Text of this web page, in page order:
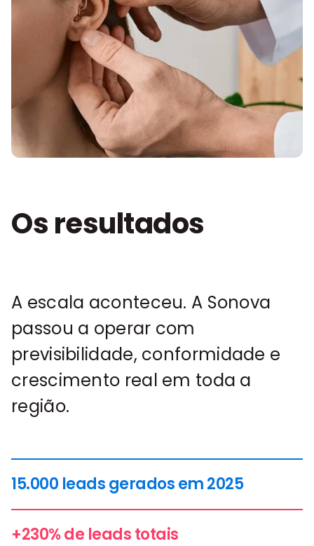
Os resultados
A escala aconteceu. A Sonova
passou a operar com
previsibilidade, conformidade e
crescimento real em toda a
região.
15.000 leadsgerados em 2025
+230% de leads totais